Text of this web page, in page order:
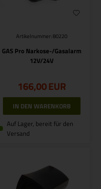
Artikelnummer: 80220
GAS Pro Narkose-/Gasalarm
12V/24V
166,00EUR
Auf Lager, bereit für den
Versand